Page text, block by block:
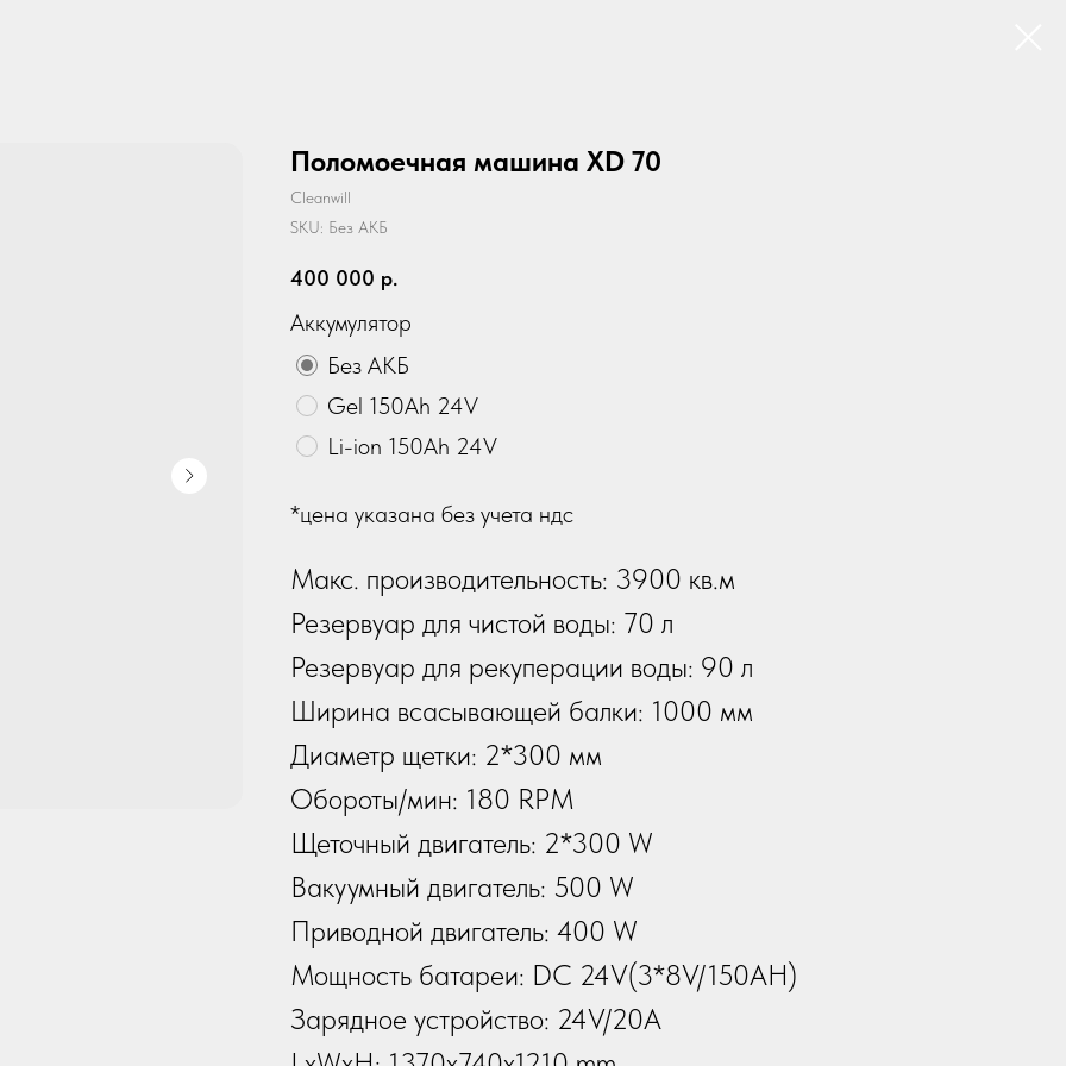
Поломоечная машина XD 70
Cleanwill
SKU: Без АКБ
400 000 р.
Аккумулятор
Без АКБ
Gel 150Ah 24V
Li-ion 150Ah 24V
*цена указана без учета ндс
Макс. производительность: 3900 кв.м
Резервуар для чистой воды: 70 л
Резервуар для рекуперации воды: 90 л
Ширина всасывающей балки: 1000 мм
Диаметр щетки: 2*300 мм
Обороты/мин: 180 RPM
Щеточный двигатель: 2*300 W
Вакуумный двигатель: 500 W
Приводной двигатель: 400 W
Мощность батареи: DC 24V(3*8V/150AH)
Зарядное устройство: 24V/20A